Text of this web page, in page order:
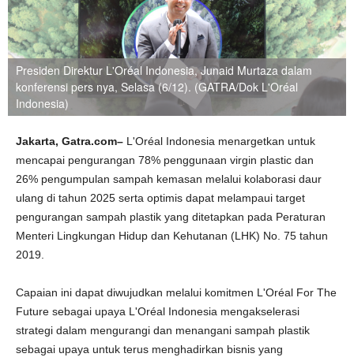
Presiden Direktur L'Oréal Indonesia, Junaid Murtaza dalam
konferensi pers nya, Selasa (6/12). (GATRA/Dok L'Oréal
Indonesia)
Jakarta, Gatra.com– L'Oréal Indonesia menargetkan untuk
mencapai pengurangan 78% penggunaan virgin plastic dan
26% pengumpulan sampah kemasan melalui kolaborasi daur
ulang di tahun 2025 serta optimis dapat melampaui target
pengurangan sampah plastik yang ditetapkan pada Peraturan
Menteri Lingkungan Hidup dan Kehutanan (LHK) No. 75 tahun
2019.
Capaian ini dapat diwujudkan melalui komitmen L'Oréal For The
Future sebagai upaya L'Oréal Indonesia mengakselerasi
strategi dalam mengurangi dan menangani sampah plastik
sebagai upaya untuk terus menghadirkan bisnis yang